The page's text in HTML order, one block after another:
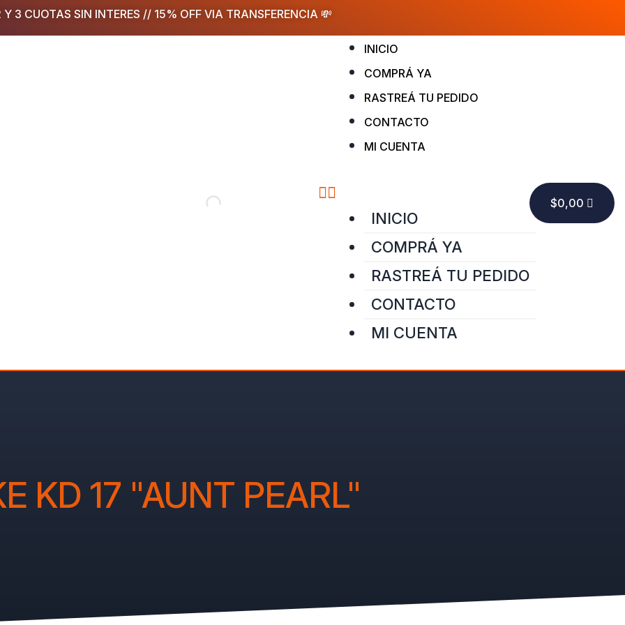
Y 3 CUOTAS SIN INTERES // 15% OFF VIA TRANSFERENCIA 💸
INICIO
COMPRÁ YA
RASTREÁ TU PEDIDO
CONTACTO
MI CUENTA
Menu
INICIO
COMPRÁ YA
RASTREÁ TU PEDIDO
CONTACTO
MI CUENTA
$0,00
CART
KD 17 "AUNT PEARL"